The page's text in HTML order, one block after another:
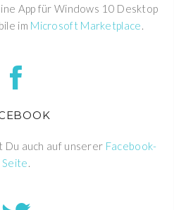
App für Windows 10 Desktop
im Microsoft Marketplace.
auch auf unserer Facebook-
Seite.